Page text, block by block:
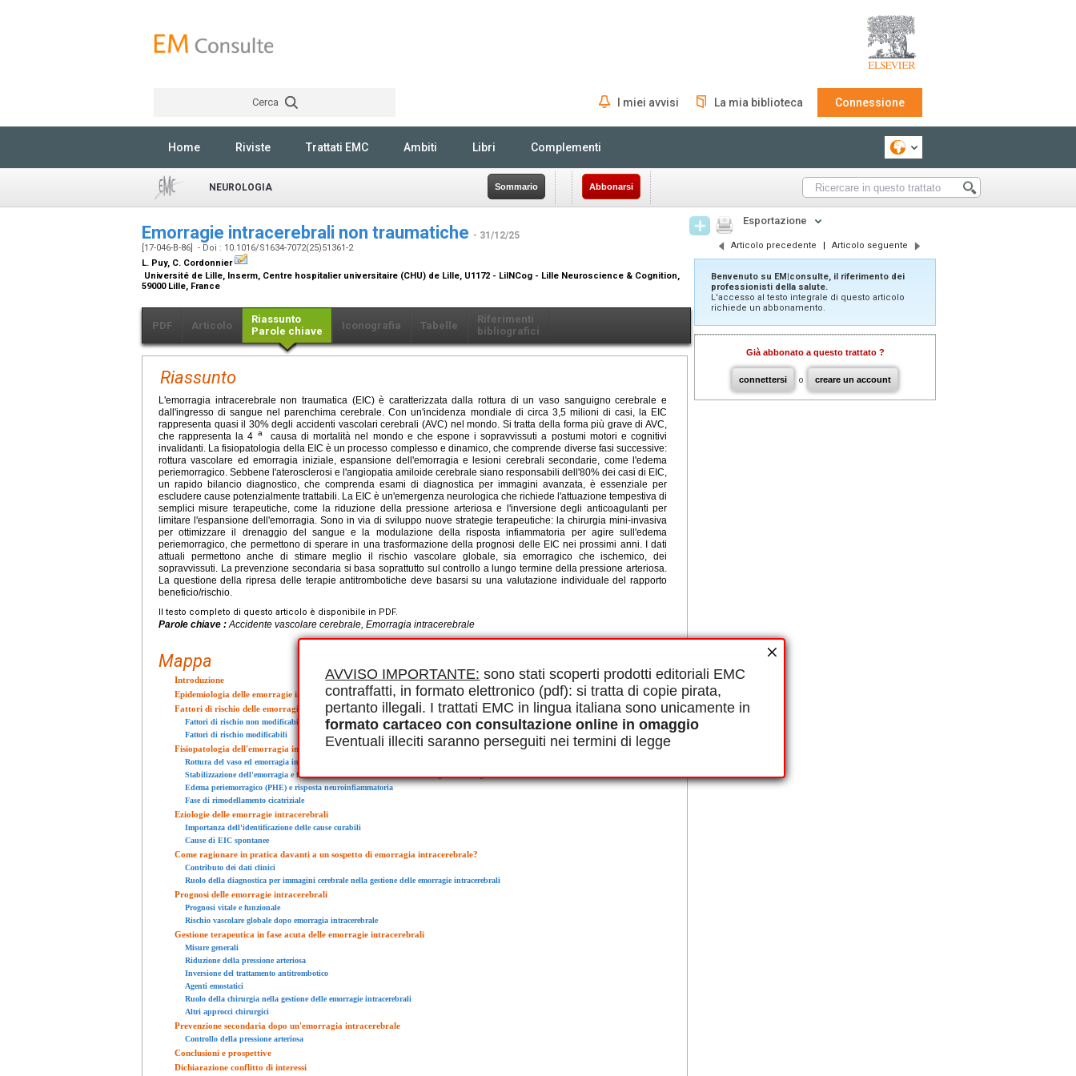
AVVISO IMPORTANTE: sono stati scoperti prodotti editoriali EMC
contraffatti, in formato elettronico (pdf): si tratta di copie pirata,
pertanto illegali. I trattati EMC in lingua italiana sono unicamente in
formato cartaceo con consultazione online in omaggio
Eventuali illeciti saranno perseguiti nei termini di legge
Cerca I miei avvisi La mia biblioteca Connessione
Home Riviste Trattati EMC Ambiti Libri Complementi
NEUROLOGIA Sommario Abbonarsi
Emorragie intracerebrali non traumatiche - 31/12/25
[17-046-B-86] - Doi : 10.1016/S1634-7072(25)51361-2
L. Puy, C. Cordonnier
Université de Lille, Inserm, Centre hospitalier universitaire (CHU) de Lille, U1172 - LilNCog - Lille Neuroscience & Cognition,
59000 Lille, France
PDF Articolo
Riassunto
Parole chiave
Iconografia Tabelle
Riferimenti
bibliografici
Riassunto
L'emorragia intracerebrale non traumatica (EIC) è caratterizzata dalla rottura di un vaso sanguigno cerebrale e
dall'ingresso di sangue nel parenchima cerebrale. Con un'incidenza mondiale di circa 3,5 milioni di casi, la EIC
rappresenta quasi il 30% degli accidenti vascolari cerebrali (AVC) nel mondo. Si tratta della forma più grave di AVC,
che rappresenta la 4 acausa di mortalità nel mondo e che espone i sopravvissuti a postumi motori e cognitivi
invalidanti. La fisiopatologia della EIC è un processo complesso e dinamico, che comprende diverse fasi successive:
rottura vascolare ed emorragia iniziale, espansione dell'emorragia e lesioni cerebrali secondarie, come l'edema
periemorragico. Sebbene l'aterosclerosi e l'angiopatia amiloide cerebrale siano responsabili dell'80% dei casi di EIC,
un rapido bilancio diagnostico, che comprenda esami di diagnostica per immagini avanzata, è essenziale per
escludere cause potenzialmente trattabili. La EIC è un'emergenza neurologica che richiede l'attuazione tempestiva di
semplici misure terapeutiche, come la riduzione della pressione arteriosa e l'inversione degli anticoagulanti per
limitare l'espansione dell'emorragia. Sono in via di sviluppo nuove strategie terapeutiche: la chirurgia mini-invasiva
per ottimizzare il drenaggio del sangue e la modulazione della risposta infiammatoria per agire sull'edema
periemorragico, che permettono di sperare in una trasformazione della prognosi delle EIC nei prossimi anni. I dati
attuali permettono anche di stimare meglio il rischio vascolare globale, sia emorragico che ischemico, dei
sopravvissuti. La prevenzione secondaria si basa soprattutto sul controllo a lungo termine della pressione arteriosa.
La questione della ripresa delle terapie antitrombotiche deve basarsi su una valutazione individuale del rapporto
beneficio/rischio.
Il testo completo di questo articolo è disponibile in PDF.
Parole chiave : Accidente vascolare cerebrale, Emorragia intracerebrale
Mappa
Introduzione
Epidemiologia delle emorragie intracerebrali
Fattori di rischio delle emorragie intracerebrali
Fattori di rischio non modificabili
Fattori di rischio modificabili
Fisiopatologia dell'emorragia intracerebrale
Rottura del vaso ed emorragia iniziale
Stabilizzazione dell'emorragia e formazione di un ematoma, chiamato coagulo emorragico
Edema periemorragico (PHE) e risposta neuroinfiammatoria
Fase di rimodellamento cicatriziale
Eziologie delle emorragie intracerebrali
Importanza dell'identificazione delle cause curabili
Cause di EIC spontanee
Come ragionare in pratica davanti a un sospetto di emorragia intracerebrale?
Contributo dei dati clinici
Ruolo della diagnostica per immagini cerebrale nella gestione delle emorragie intracerebrali
Prognosi delle emorragie intracerebrali
Prognosi vitale e funzionale
Rischio vascolare globale dopo emorragia intracerebrale
Gestione terapeutica in fase acuta delle emorragie intracerebrali
Misure generali
Riduzione della pressione arteriosa
Inversione del trattamento antitrombotico
Agenti emostatici
Ruolo della chirurgia nella gestione delle emorragie intracerebrali
Altri approcci chirurgici
Prevenzione secondaria dopo un'emorragia intracerebrale
Controllo della pressione arteriosa
Conclusioni e prospettive
Dichiarazione conflitto di interessi
Esportazione
Articolo precedente | Articolo seguente
Benvenuto su EM|consulte, il riferimento dei
professionisti della salute.
L'accesso al testo integrale di questo articolo
richiede un abbonamento.
Già abbonato a questo trattato ?
connettersi o creare un account